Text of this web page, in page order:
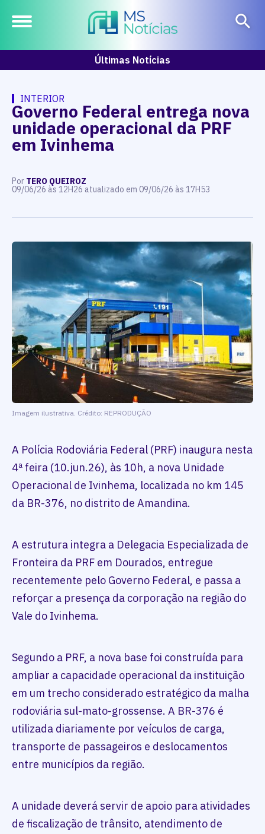
Últimas Notícias
INTERIOR
Governo Federal entrega nova
unidade operacional da PRF
em Ivinhema
Por TERO QUEIROZ
09/06/26 às 12H26 atualizado em 09/06/26 às 17H53
Imagem ilustrativa. Crédito: REPRODUÇÃO
A Polícia Rodoviária Federal (PRF) inaugura nesta
4ª feira (10.jun.26), às 10h, a nova Unidade
Operacional de Ivinhema, localizada no km 145
da BR-376, no distrito de Amandina.
A estrutura integra a Delegacia Especializada de
Fronteira da PRF em Dourados, entregue
recentemente pelo Governo Federal, e passa a
reforçar a presença da corporação na região do
Vale do Ivinhema.
Segundo a PRF, a nova base foi construída para
ampliar a capacidade operacional da instituição
em um trecho considerado estratégico da malha
rodoviária sul-mato-grossense. A BR-376 é
utilizada diariamente por veículos de carga,
transporte de passageiros e deslocamentos
entre municípios da região.
A unidade deverá servir de apoio para atividades
de fiscalização de trânsito, atendimento de